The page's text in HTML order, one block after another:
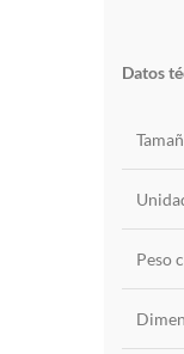
Datos
Peso